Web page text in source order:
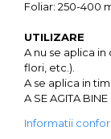
Foliar: 250-400
UTILIZARE
A nu se aplica
flori, etc.).
A se aplica in
A SE AGITA
Informatii